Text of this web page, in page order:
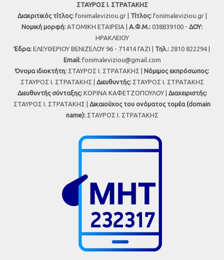
ΣΤΑΥΡΟΣ Ι. ΣΤΡΑΤΑΚΗΣ
Διακριτικός τίτλος:fonimaleviziou.gr | Τίτλος:fonimaleviziou.gr |
Νομική μορφή: ΑΤΟΜΙΚΗ ΕΤΑΙΡΕΙΑ | Α.Φ.Μ.: 038839100 - ΔΟΥ:
ΗΡΑΚΛΕΙΟΥ
Έδρα: ΕΛΕΥΘΕΡΙΟΥ ΒΕΝΙΖΕΛΟΥ 96 - 71414 ΓΑΖΙ | Τηλ.: 2810 822294 |
Εmail: fonimaleviziou@gmail.com
Όνομα ιδιοκτήτη: ΣΤΑΥΡΟΣ Ι. ΣΤΡΑΤΑΚΗΣ | Νόμιμος εκπρόσωπος:
ΣΤΑΥΡΟΣ Ι. ΣΤΡΑΤΑΚΗΣ | Διευθυντής:ΣΤΑΥΡΟΣ Ι. ΣΤΡΑΤΑΚΗΣ
Διευθυντής σύνταξης:ΚΟΡΙΝΑ ΚΑΦΕΤΖΟΠΟΥΛΟΥ | Διαχειριστής:
ΣΤΑΥΡΟΣ Ι. ΣΤΡΑΤΑΚΗΣ | Δικαιούχος του ονόματος τομέα (domain
name):ΣΤΑΥΡΟΣ Ι. ΣΤΡΑΤΑΚΗΣ